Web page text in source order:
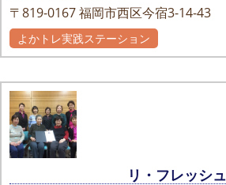
〒819-0167福岡市西区今宿3-14-43
よかトレ実践ステーション
リ・フレッシュ